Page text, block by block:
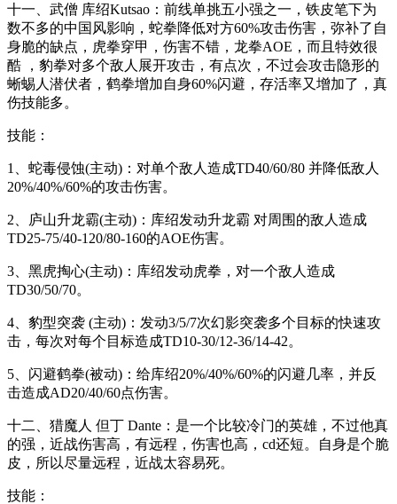
十一、武僧 库绍Kutsao：前线单挑五小强之一，铁皮笔下为
数不多的中国风影响，蛇拳降低对方60%攻击伤害，弥补了自
身脆的缺点，虎拳穿甲，伤害不错，龙拳AOE，而且特效很
酷 ，豹拳对多个敌人展开攻击，有点次，不过会攻击隐形的
蜥蜴人潜伏者，鹤拳增加自身60%闪避，存活率又增加了，真
伤技能多。
技能：
1、蛇毒侵蚀(主动)：对单个敌人造成TD40/60/80 并降低敌人
20%/40%/60%的攻击伤害。
2、庐山升龙霸(主动)：库绍发动升龙霸 对周围的敌人造成
TD25-75/40-120/80-160的AOE伤害。
3、黑虎掏心(主动)：库绍发动虎拳，对一个敌人造成
TD30/50/70。
4、豹型突袭 (主动)：发动3/5/7次幻影突袭多个目标的快速攻
击，每次对每个目标造成TD10-30/12-36/14-42。
5、闪避鹤拳(被动)：给库绍20%/40%/60%的闪避几率，并反
击造成AD20/40/60点伤害。
十二、猎魔人 但丁 Dante：是一个比较冷门的英雄，不过他真
的强，近战伤害高，有远程，伤害也高，cd还短。自身是个脆
皮，所以尽量远程，近战太容易死。
技能：